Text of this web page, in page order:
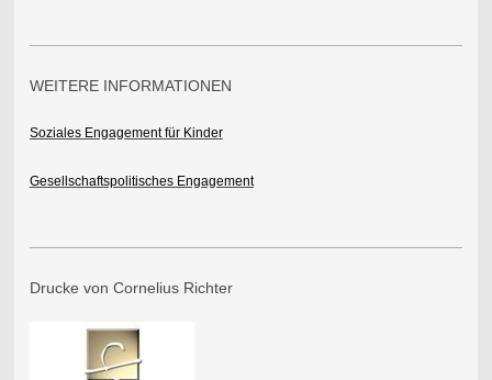
WEITERE INFORMATIONEN
Soziales Engagement für Kinder
Gesellschaftspolitisches Engagement
Drucke von Cornelius Richter